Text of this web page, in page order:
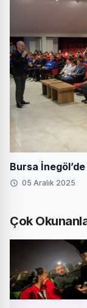
Bursa
05 Aralık 2025
Çok